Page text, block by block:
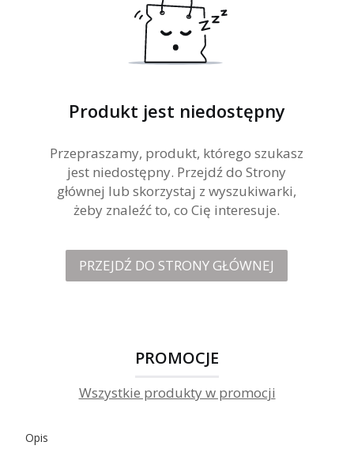
Produkt jest niedostępny
Przepraszamy, produkt, którego szukasz
jest niedostępny. Przejdź do Strony
głównej lub skorzystaj z wyszukiwarki,
żeby znaleźć to, co Cię interesuje.
PRZEJDŹ DO STRONY GŁÓWNEJ
PROMOCJE
Wszystkie produkty w promocji
Opis